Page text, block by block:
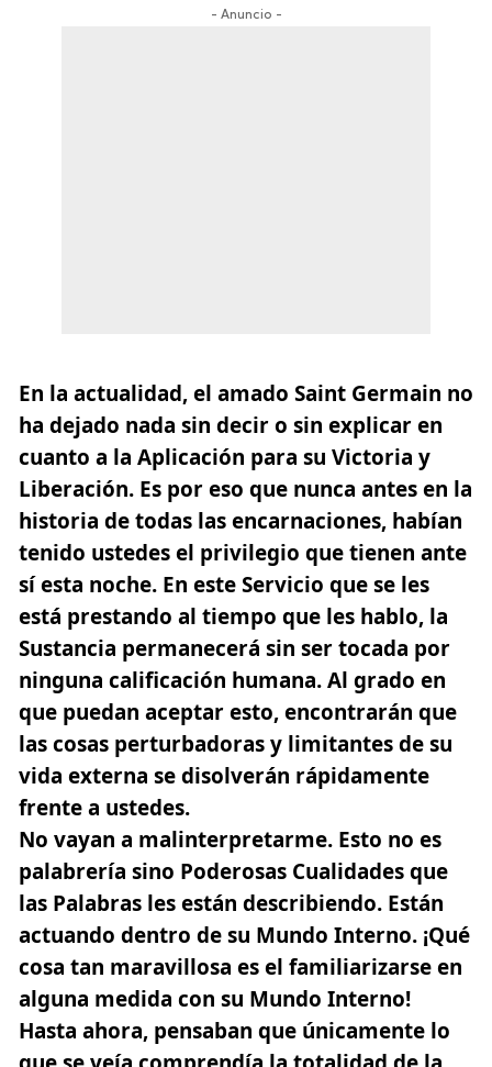
- Anuncio -
En la actualidad,el amado Saint Germain no
ha dejado nada sin decir o sin explicar en
cuanto a la Aplicación para su Victoria y
Liberación. Es por eso que nunca antes en la
historia de todas las encarnaciones, habían
tenido ustedes el privilegio que tienen ante
sí esta noche. En este Servicio que se les
está prestando al tiempo que les hablo, la
Sustancia permanecerá sin ser tocada por
ninguna calificación humana. Al grado en
que puedan aceptar esto, encontrarán que
las cosas perturbadoras y limitantes de su
vida externa se disolverán rápidamente
frente a ustedes.
No vayan a malinterpretarme. Esto no es
palabrería sino Poderosas Cualidades que
las Palabras les están describiendo. Están
actuando dentro de su Mundo Interno. ¡Qué
cosa tan maravillosa es el familiarizarse en
alguna medida con su Mundo Interno!
Hasta ahora, pensaban que únicamente lo